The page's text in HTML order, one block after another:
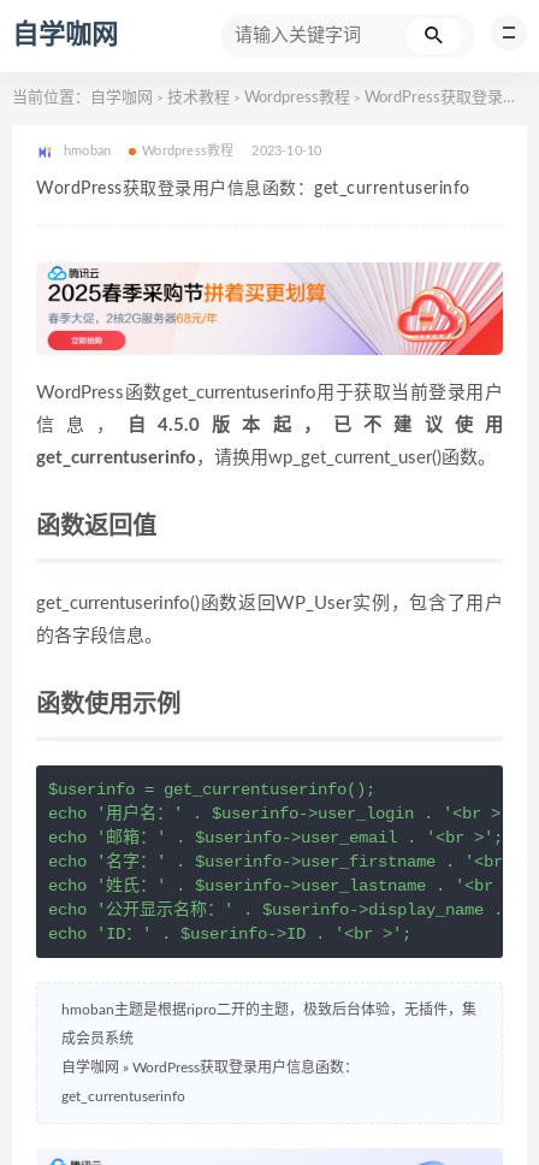
自学咖网
当前位置： 自学咖网 > 技术教程 > Wordpress教程 > WordPress获取登录用户信息函数：get_currentuserinfo
hmoban Wordpress教程 2023-10-10
WordPress获取登录用户信息函数：get_currentuserinfo
WordPress函数get_currentuserinfo用于获取当前登录用户
信息，
自4.5.0版本起，已不建议使用
get_currentuserinfo ，请换用wp_get_current_user()函数。
函数返回值
get_currentuserinfo()函数返回WP_User实例，包含了用户
的各字段信息。
函数使用示例
$userinfo = get_currentuserinfo();
echo '用户名：' . $userinfo->user_login . '<br >';
echo '邮箱：' . $userinfo->user_email . '<br >';
echo '名字：' . $userinfo->user_firstname . '<br
echo '姓氏：' . $userinfo->user_lastname . '<br >';
echo '公开显示名称：' . $userinfo->display_name .
echo 'ID：' . $userinfo->ID . '<br >';
hmoban主题是根据ripro二开的主题，极致后台体验，无插件，集
成会员系统
自学咖网 » WordPress获取登录用户信息函数：
get_currentuserinfo